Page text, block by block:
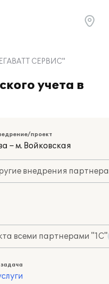
СЕРВИС"
учета в
проект
– м. Войковская
внедрения партнера
всеми партнерами "1С"